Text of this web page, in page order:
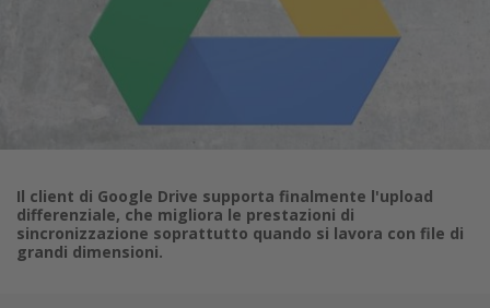
Il client di Google Drive supporta finalmente l'upload
differenziale, che migliora le prestazioni di
sincronizzazione soprattutto quando si lavora con file di
grandi dimensioni.